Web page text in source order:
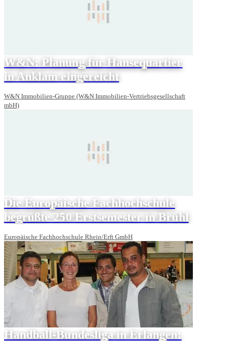
W&N: Planung für Hansequartier
in Anklam eingereicht
W&N Immobilien-Gruppe (W&N Immobilien-Vertriebsgesellschaft
mbH)
Die Europäische Fachhochschule
begrüßte 250 Erstsemester in Brühl
Europäische Fachhochschule Rhein/Erft GmbH
Handball-Bundesliga in Erlangen: